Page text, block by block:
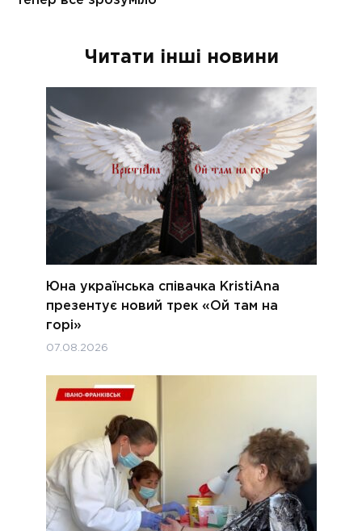
Читати інші новини
Юна українська співачка KristiAna
презентує новий трек «Ой там на
горі»
07.08.2026